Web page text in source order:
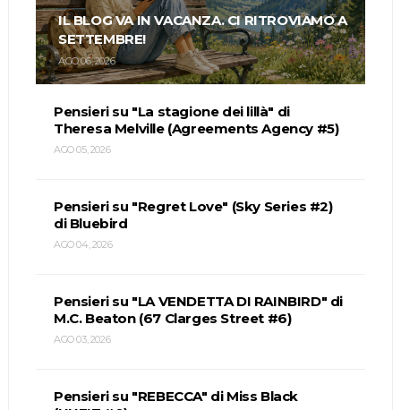
IL BLOG VA IN VACANZA. CI RITROVIAMO A
SETTEMBRE!
AGO 06, 2026
Pensieri su "La stagione dei lillà" di
Theresa Melville (Agreements Agency #5)
AGO 05, 2026
Pensieri su "Regret Love" (Sky Series #2)
di Bluebird
AGO 04, 2026
Pensieri su "LA VENDETTA DI RAINBIRD" di
M.C. Beaton (67 Clarges Street #6)
AGO 03, 2026
Pensieri su "REBECCA" di Miss Black